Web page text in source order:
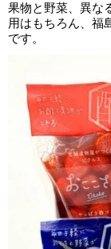
果物と野菜、異な
用はもちろん、福
です。